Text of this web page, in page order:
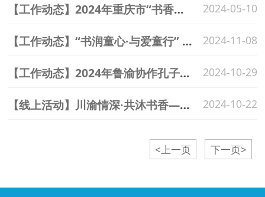
【工作动态】2024年重庆市“书香重庆 红岩少年”阅读大赛万州区选拔赛成功举行 2024-05-10
【工作动态】“书润童心·与爱童行” 2024年重庆市“少年儿童爱心接力服务”活动走进校园共沐书香 2024-11-08
【工作动态】2024年鲁渝协作孔子学堂木偶剧开演啦——万州区图书馆孔子学堂系列活动第八期 2024-10-29
【线上活动】川渝情深·共沐书香—2024年川渝两地和渝东北地区共读一本书 2024-10-22
<上一页 下一页>